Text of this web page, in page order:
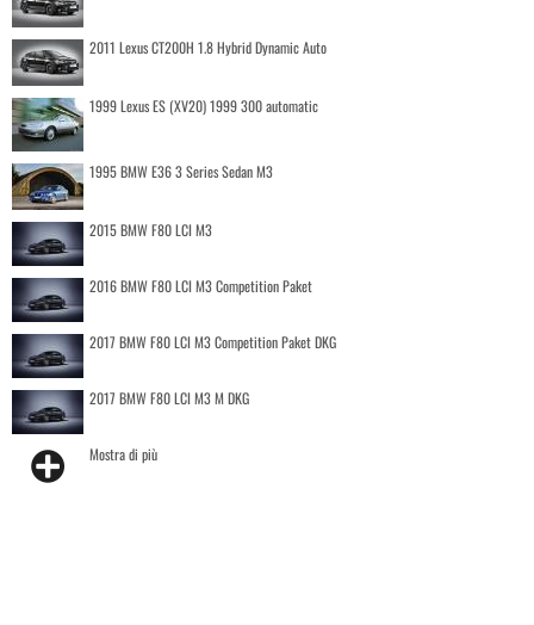
2011 Lexus CT200H 1.8 Hybrid Dynamic Auto
1999 Lexus ES (XV20) 1999 300 automatic
1995 BMW E36 3 Series Sedan M3
2015 BMW F80 LCI M3
2016 BMW F80 LCI M3 Competition Paket
2017 BMW F80 LCI M3 Competition Paket DKG
2017 BMW F80 LCI M3 M DKG
Mostra di più